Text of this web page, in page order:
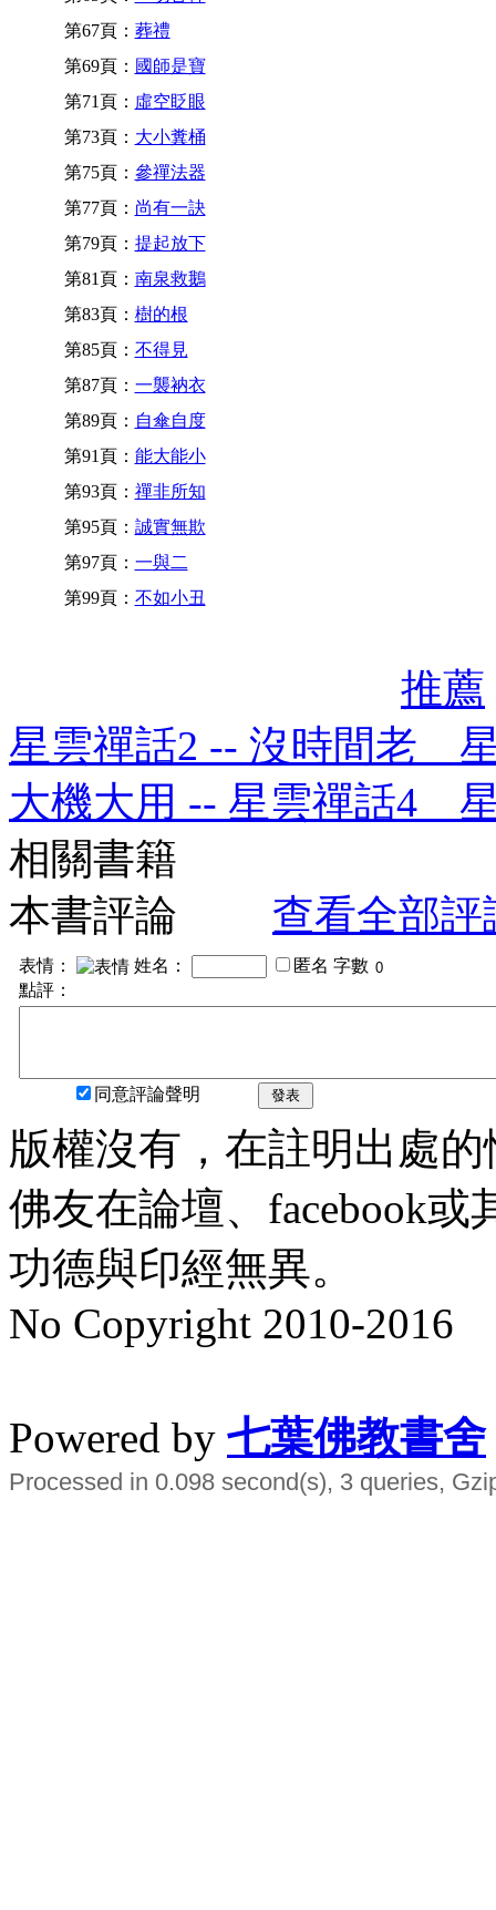
第67頁： 葬禮
第69頁： 國師是寶
第71頁： 虛空眨眼
第73頁： 大小糞桶
第75頁： 參禪法器
第77頁： 尚有一訣
第79頁： 提起放下
第81頁： 南泉救鵝
第83頁： 樹的根
第85頁： 不得見
第87頁： 一襲衲衣
第89頁： 自傘自度
第91頁： 能大能小
第93頁： 禪非所知
第95頁： 誠實無欺
第97頁： 一與二
第99頁： 不如小丑
推薦
星雲禪話2 -- 沒時間老
大機大用 -- 星雲禪話4
相關書籍
本書評論
查看全部評
表情： 姓名： 匿名 字數
點評：
同意評論聲明 發表
版權沒有，在註明出處
佛友在論壇、facebook
功德與印經無異。
No Copyright 2010-2016
Powered by 七葉佛教書舍
Processed in 0.098 second(s), 3 queries,